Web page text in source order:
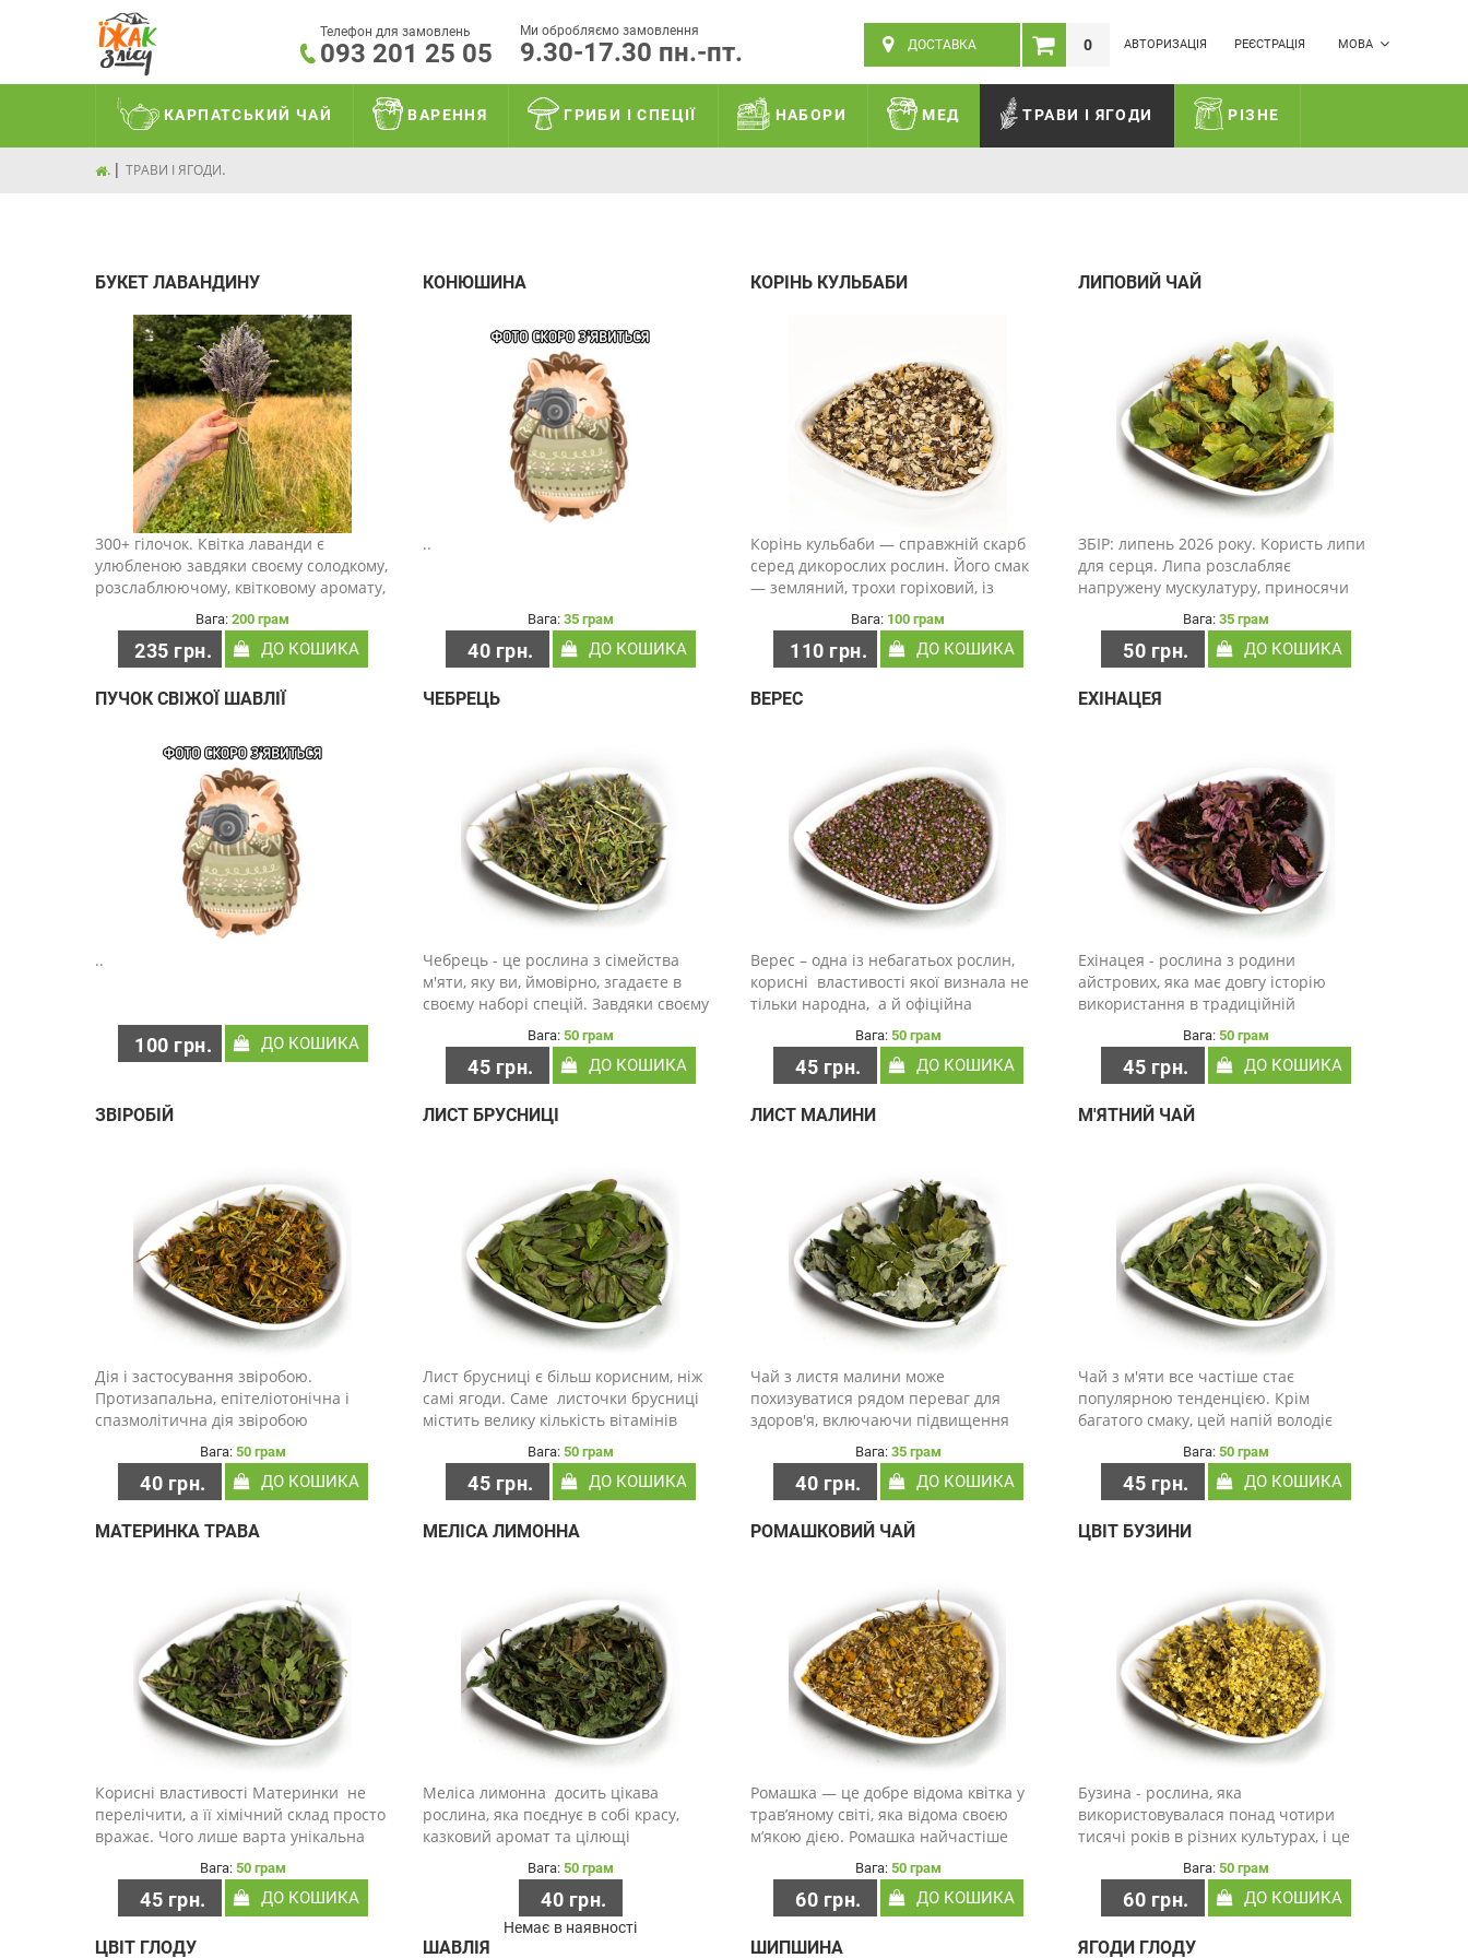
Телефон для замовлень
093 201 25 05
Ми обробляємо замовлення
9.30-17.30 пн.-пт. ДОСТАВКА 0 МОВА
АВТОРИЗАЦІЯ РЕЄСТРАЦІЯ
КАРПАТСЬКИЙ ЧАЙ ВАРЕННЯ ГРИБИ І СПЕЦІЇ НАБОРИ МЕД ТРАВИ І ЯГОДИ РІЗНЕ
. ТРАВИ І ЯГОДИ.
БУКЕТ ЛАВАНДИНУ
300+ гілочок. Квітка лаванди є
улюбленою завдяки своєму солодкому,
розслаблюючому, квітковому аромату,
використання в традиційному
західному травництві. Висушені квіти
лаванди можна дод..
Вага: 200 грам
235 грн. ДО КОШИКА
КОНЮШИНА
..
Вага: 35 грам
40 грн. ДО КОШИКА
КОРІНЬ КУЛЬБАБИ
Корінь кульбаби — справжній скарб
серед дикорослих рослин. Його смак
— земляний, трохи горіховий, із
нагадує стародавні трав’яні напої. У
східних культурах його цінують
століттями — як сим..
Вага: 100 грам
110 грн. ДО КОШИКА
ЛИПОВИЙ ЧАЙ
ЗБІР: липень 2026 року. Користь липи
для серця. Липа розслабляє
напружену мускулатуру, приносячи
судинорозширювальним засобом.
Завдяки їй знижується кров'яний тиск.
Липа також очищає кров і р..
Вага: 35 грам
50 грн. ДО КОШИКА
ПУЧОК СВІЖОЇ ШАВЛІЇ
..
100 грн. ДО КОШИКА
ЧЕБРЕЦЬ
Чебрець - це рослина з сімейства
м'яти, яку ви, ймовірно, згадаєте в
своєму наборі спецій. Завдяки своєму
чебрець досі залишається безцінним
кулінарним продуктом. Але він також
швидко завойов..
Вага: 50 грам
45 грн. ДО КОШИКА
ВЕРЕС
Верес – одна із небагатьох рослин,
корисні властивості якої визнала не
тільки народна, а й офіційна
кількість мікро- та мікроелементів,
вітамінів. Саму траву можна
застосовувати я..
Вага: 50 грам
45 грн. ДО КОШИКА
ЕХІНАЦЕЯ
Ехінацея - рослина з родини
айстрових, яка має довгу історію
використання в традиційній
активних речовин, включаючи
полісахариди, флавоноїди, кислоти та
ефірні олії. Основні корисні ..
Вага: 50 грам
45 грн. ДО КОШИКА
ЗВІРОБІЙ
Дія і застосування звіробою.
Протизапальна, епітеліотонічна і
спазмолітична дія звіробою
які заспокоюють слизову ротової
порожнини, шлунка і кишечника й
діють сприятливо при підвищеній..
Вага: 50 грам
40 грн. ДО КОШИКА
ЛИСТ БРУСНИЦІ
Лист брусниці є більш корисним, ніж
самі ягоди. Саме листочки брусниці
містить велику кількість вітамінів
мінерали, органічні кислоти, дубильні
речовини, кальцій, магній..
Вага: 50 грам
45 грн. ДО КОШИКА
ЛИСТ МАЛИНИ
Чай з листя малини може
похизуватися рядом переваг для
здоров'я, включаючи підвищення
імунної системи, захист серця,
зменшення запалень, підтримку більш
швидкого обміну речовин, регулюван..
Вага: 35 грам
40 грн. ДО КОШИКА
М'ЯТНИЙ ЧАЙ
Чай з м'яти все частіше стає
популярною тенденцією. Крім
багатого смаку, цей напій володіє
Це пояснюється інгредієнтами, тобто
маслом м'яти і ментолом. Щоденний
прийом цього потужного н..
Вага: 50 грам
45 грн. ДО КОШИКА
МАТЕРИНКА ТРАВА
Корисні властивості Материнки не
перелічити, а її хімічний склад просто
вражає. Чого лише варта унікальна
складу цієї трави. За своєю
бактерицидною дією вона подібна до
антибіот..
Вага: 50 грам
45 грн. ДО КОШИКА
МЕЛІСА ЛИМОННА
Меліса лимонна досить цікава
рослина, яка поєднує в собі красу,
казковий аромат та цілющі
чаю, з неї роблять різні настоянки і
відвари, її використовують у
примочках та комп..
Вага: 50 грам
40 грн.
Немає в наявності
РОМАШКОВИЙ ЧАЙ
Ромашка — це добре відома квітка у
трав’яному світі, яка відома своєю
м’якою дією. Ромашка найчастіше
а квіти широко використовуються в
рецептах по догляду за волоссям і
шкірою. Ромашк..
Вага: 50 грам
60 грн. ДО КОШИКА
ЦВІТ БУЗИНИ
Бузина - рослина, яка
використовувалася понад чотири
тисячі років в різних культурах, і це
антисептичним властивостям. Бузина
— це квітучий багаторічний чагарник
із довгою історією ви..
Вага: 50 грам
60 грн. ДО КОШИКА
ЦВІТ ГЛОДУ ШАВЛІЯ ШИПШИНА ЯГОДИ ГЛОДУ